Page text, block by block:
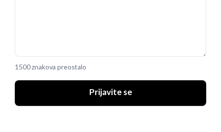
1500 znakova preostalo
Prijavite se